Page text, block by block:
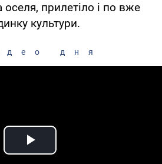
прилетіло і по вже
культури.
дня
Play Video